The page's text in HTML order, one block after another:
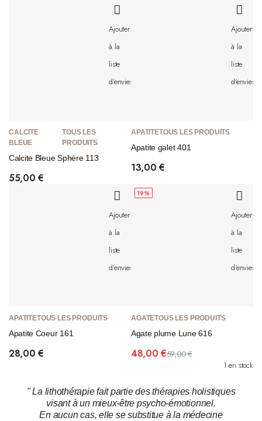
Ajouter
à la
liste
d'envies
CALCITE
BLEUE
TOUS LES
PRODUITS
Calcite Bleue Sphère 113
55,00€
Ajouter
à la
liste
d'envies
APATITETOUS LES PRODUITS
Apatite galet 401
13,00€
Ajouter
à la
liste
d'envies
APATITETOUS LES PRODUITS
Apatite Coeur 161
28,00€
19%
Ajouter
à la
liste
d'envies
AGATETOUS LES PRODUITS
Agate plume Lune 616
59,00€
48,00€
1 en stock
" La lithothérapie fait partie des thérapies holistiques
visant à un mieux-être psycho-émotionnel.
En aucun cas, elle se substitue à la médecine